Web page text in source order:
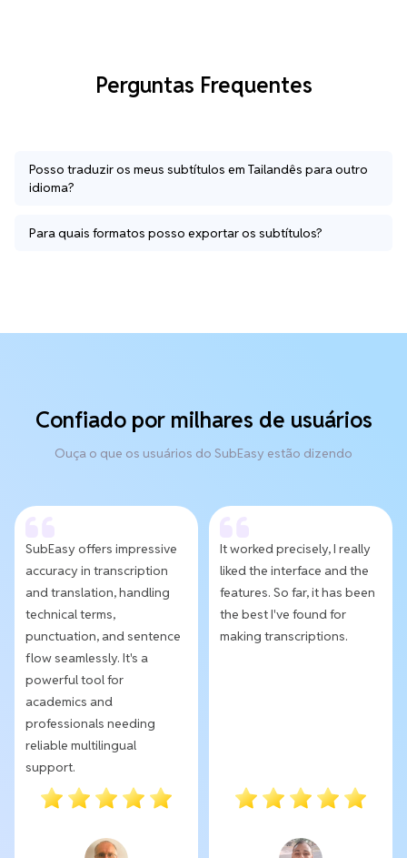
Perguntas Frequentes
Posso traduzir os meus subtítulos em Tailandês para outro
idioma?
Para quais formatos posso exportar os subtítulos?
Confiado por milhares de usuários
Ouça o que os usuários do SubEasy estão dizendo
SubEasy offers impressive
accuracy in transcription
and translation, handling
technical terms,
punctuation, and sentence
flow seamlessly. It's a
powerful tool for
academics and
professionals needing
reliable multilingual
support.
It worked precisely, I really
liked the interface and the
features. So far, it has been
the best I've found for
making transcriptions.